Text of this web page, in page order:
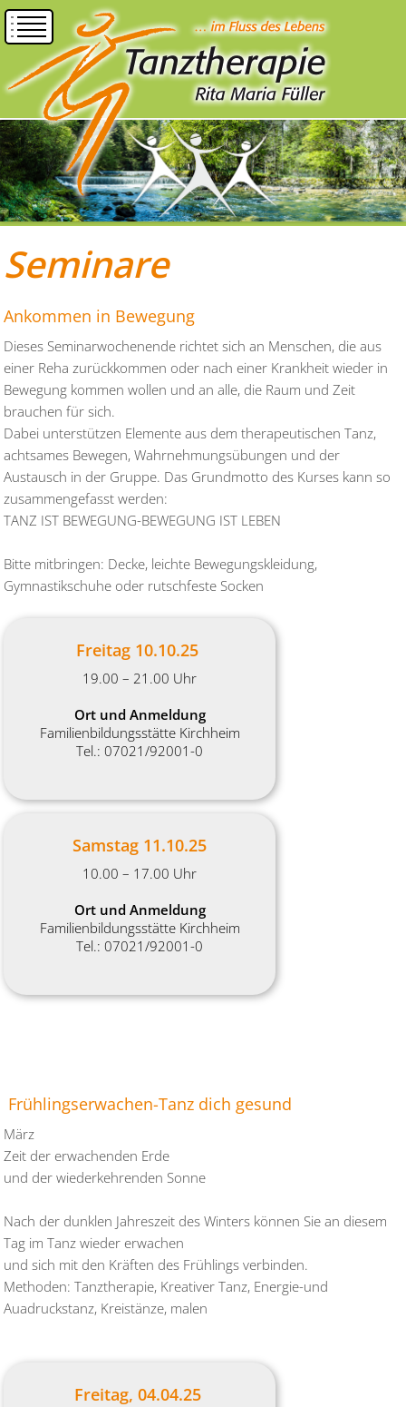
Seminare
Ankommen in Bewegung
Dieses Seminarwochenende richtet sich an Menschen, die aus
einer Reha zurückkommen oder nach einer Krankheit wieder in
Bewegung kommen wollen und an alle, die Raum und Zeit
brauchen für sich.
Dabei unterstützen Elemente aus dem therapeutischen Tanz,
achtsames Bewegen, Wahrnehmungsübungen und der
Austausch in der Gruppe. Das Grundmotto des Kurses kann so
zusammengefasst werden:
TANZ IST BEWEGUNG-BEWEGUNG IST LEBEN
Bitte mitbringen: Decke, leichte Bewegungskleidung,
Gymnastikschuhe oder rutschfeste Socken
Freitag 10.10.25
19.00 – 21.00 Uhr
Ort und Anmeldung
Familienbildungsstätte Kirchheim
Tel.: 07021/92001-0
Samstag 11.10.25
10.00 – 17.00 Uhr
Ort und Anmeldung
Familienbildungsstätte Kirchheim
Tel.: 07021/92001-0
Frühlingserwachen-Tanz dich gesund
März
Zeit der erwachenden Erde
und der wiederkehrenden Sonne
Nach der dunklen Jahreszeit des Winters können Sie an diesem
Tag im Tanz wieder erwachen
und sich mit den Kräften des Frühlings verbinden.
Methoden: Tanztherapie, Kreativer Tanz, Energie-und
Auadruckstanz, Kreistänze, malen
Freitag, 04.04.25